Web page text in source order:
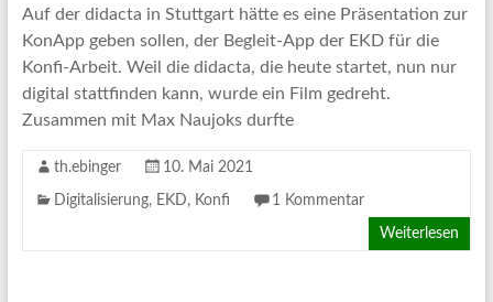
Auf der didacta in Stuttgart hätte es eine Präsentation zur
KonApp geben sollen, der Begleit-App der EKD für die
Konfi-Arbeit. Weil die didacta, die heute startet, nun nur
digital stattfinden kann, wurde ein Film gedreht.
Zusammen mit Max Naujoks durfte
th.ebinger 10. Mai 2021
Digitalisierung, EKD, Konfi 1 Kommentar
Weiterlesen